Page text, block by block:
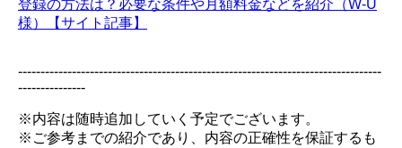
登録の方法は？必要な条件や月額料金などを紹介（W-U
様）【サイト記事】
---------------------------------------------------------------------------------
---------------
※内容は随時追加していく予定でございます。
※ご参考までの紹介であり、内容の正確性を保証するも